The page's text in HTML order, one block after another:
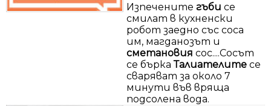
Изпечените гъби се
смилат в кухненски
робот заедно със соса
им, магданозът и
сметановия сос....Сосът
се бъркаТалиателите се
сваряват за около 7
минути във вряща
подсолена вода.